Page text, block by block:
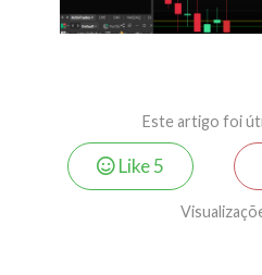
Este artigo foi
Like5